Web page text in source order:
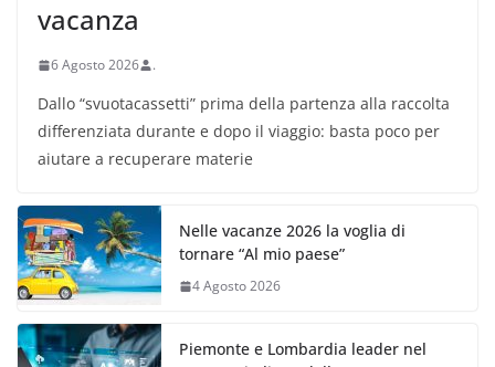
vacanza
6 Agosto 2026 .
Dallo “svuotacassetti” prima della partenza alla raccolta
differenziata durante e dopo il viaggio: basta poco per
aiutare a recuperare materie
Nelle vacanze 2026 la voglia di
tornare “Al mio paese”
4 Agosto 2026
Piemonte e Lombardia leader nel